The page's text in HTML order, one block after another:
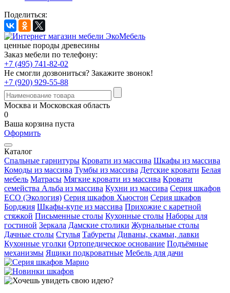
Поделиться:
ценные породы древесины
Заказ мебели по телефону:
+7 (495) 741-82-02
Не смогли дозвониться? Закажите звонок!
+7 (920) 929-55-88
Москва и Московская область
0
Ваша корзина пуста
Оформить
Каталог
Спальные гарнитуры Кровати из массива Шкафы из массива
Комоды из массива Тумбы из массива Детские кровати Белая
мебель Матрасы Мягкие кровати из массива Кровати
семейства Альба из массива Кухни из массива Серия шкафов
ECO (Экология) Серия шкафов Хьюстон Серия шкафов
Борджия Шкафы-купе из массива Прихожие с каретной
стяжкой Письменные столы Кухонные столы Наборы для
гостиной Зеркала Дамские столики Журнальные столы
Дачные столы Стулья Табуреты Диваны, скамьи, лавки
Кухонные уголки Ортопедическое основание Подъёмные
механизмы Ящики подкроватные Мебель для дачи